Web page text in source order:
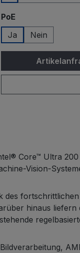
PoE
Ja
Nein
Core™ Ultra
Vision-
des
hinaus